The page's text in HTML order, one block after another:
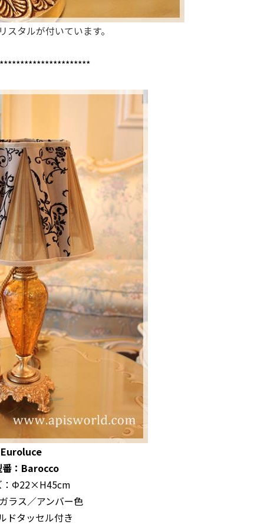
スタルが付いています。
Euroluce
番：Barocco
：Φ22×H45cm
ラス／アンバー色
ドタッセル付き